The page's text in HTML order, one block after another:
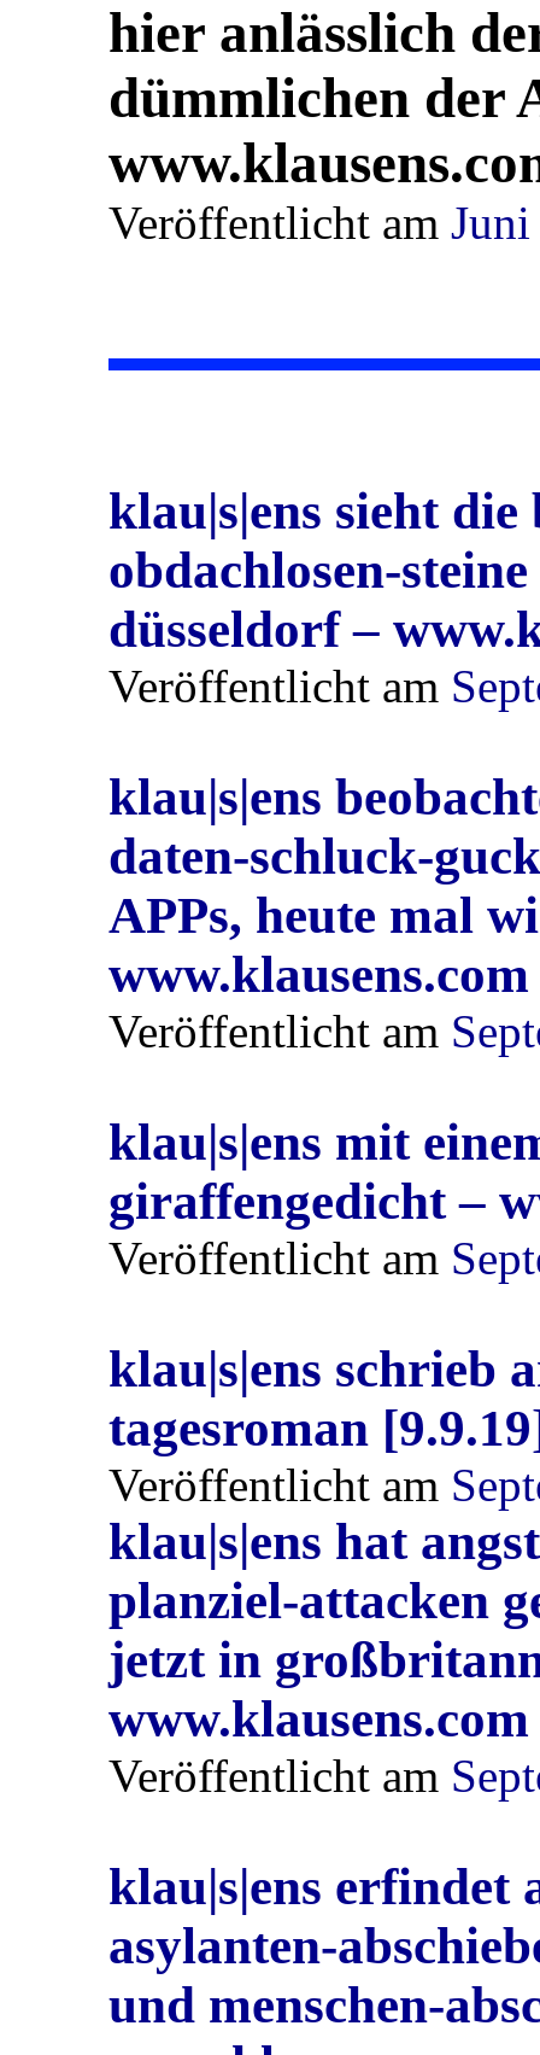
hier anlässlich
dümmlichen der
Veröffentlicht am
klau|s|ens sieht
obdachlosen-
düsseldorf –
Veröffentlicht am
klau|s|ens
daten-schluck-
APPs, heute mal
www.klausens.com
Veröffentlicht am
klau|s|ens mit
giraffengedicht –
Veröffentlicht am
klau|s|ens schrieb
tagesroman
Veröffentlicht am
klau|s|ens hat
planziel-attacken
jetzt in
www.klausens.com
Veröffentlicht am
klau|s|ens erfindet
asylanten-
und menschen-